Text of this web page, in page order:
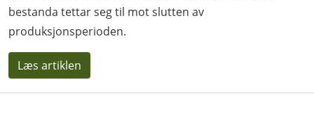
bestanda tettar seg til mot slutten av
produksjonsperioden.
Læs artiklen